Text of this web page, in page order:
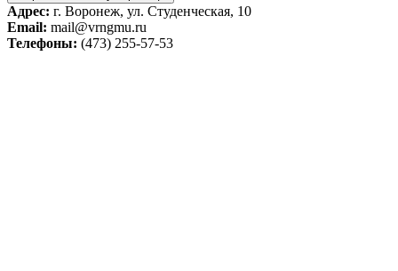
Адрес: г. Воронеж, ул. Студенческая, 10
Email: mail@vrngmu.ru
Телефоны: (473) 255-57-53